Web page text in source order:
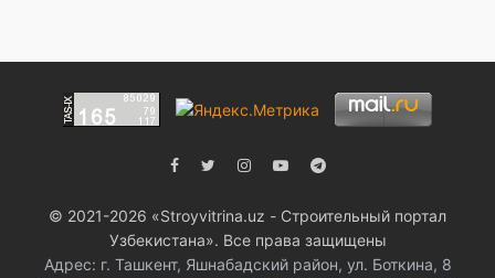
© 2021-2026 «Stroyvitrina.uz - Строительный портал
Узбекистана». Все права защищены
Адрес: г. Ташкент, Яшнабадский район, ул. Боткина, 8